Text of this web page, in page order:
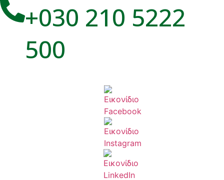
+030 210 5222
500